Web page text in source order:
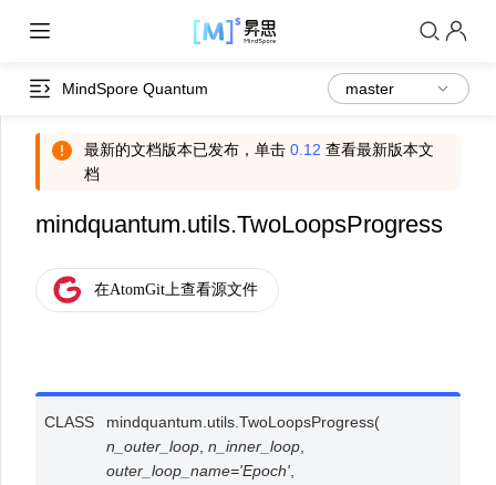
MindSpore Quantum
最新的文档版本已发布，单击 0.12 查看最新版本文
档
mindquantum.utils.TwoLoopsProgress
CLASS mindquantum.utils.TwoLoopsProgress(
n_outer_loop ,n_inner_loop
outer_loop_name='Epoch'